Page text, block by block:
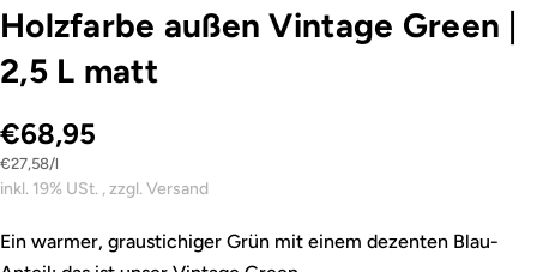
Holzfarbe außen Vintage Green
2,5 L matt
€68,95
Stückpreis
€27,58/
pro l
inkl. 19% USt. , zzgl. Versand
Ein warmer, graustichiger Grün mit einem dezenten Blau-